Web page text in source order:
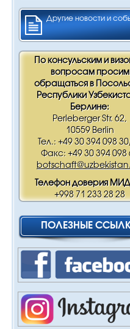
Другие новости и
По консульским и
вопросам просим
обращаться в
Республики
Берлине:
Perleberger Str. 62,
10559 Berlin
Тел.: +49 30 394 098
Факс: +49 30 394 098
Телефон доверия
+998 71 233 28 28
ПОЛЕЗНЫЕ